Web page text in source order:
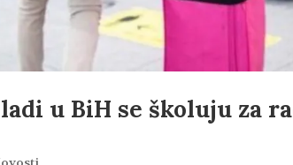
u BiH se školuju za